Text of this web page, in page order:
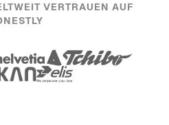
VERTRAUEN AUF